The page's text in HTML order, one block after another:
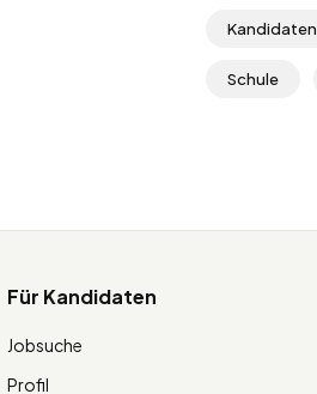
Kandidaten
Schule
Für Kandidaten
Jobsuche
Profil